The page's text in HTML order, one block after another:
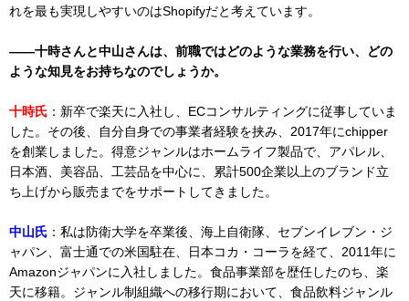
れを最も実現しやすいのはShopifyだと考えています。
――十時さんと中山さんは、前職ではどのような業務を行い、どの
ような知見をお持ちなのでしょうか。
十時氏 ：新卒で楽天に入社し、ECコンサルティングに従事していま
した。その後、自分自身での事業者経験を挟み、2017年にchipper
を創業しました。得意ジャンルはホームライフ製品で、アパレル、
日本酒、美容品、工芸品を中心に、累計500企業以上のブランド立
ち上げから販売までをサポートしてきました。
中山氏 ：私は防衛大学を卒業後、海上自衛隊、セブンイレブン・ジ
ャパン、富士通での米国駐在、日本コカ・コーラを経て、2011年に
Amazonジャパンに入社しました。食品事業部を歴任したのち、楽
天に移籍。ジャンル制組織への移行期において、食品飲料ジャンル